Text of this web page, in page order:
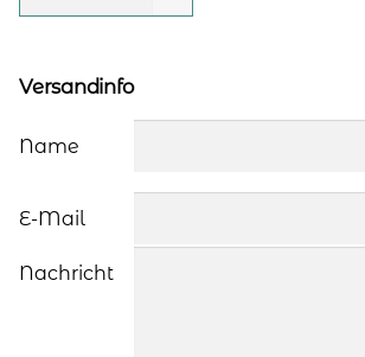
Versandinfo
Name
E-Mail
Nachricht